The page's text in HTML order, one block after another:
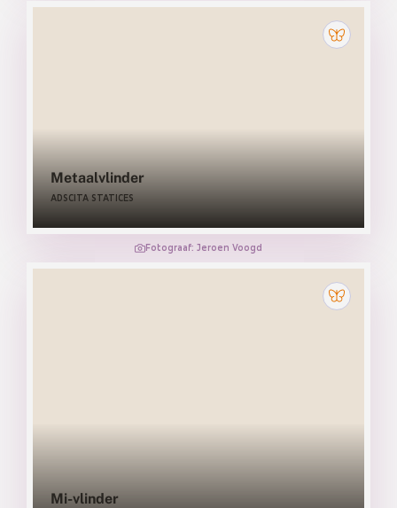
Metaalvlinder
ADSCITA STATICES
Fotograaf: Jeroen Voogd
Mi-vlinder